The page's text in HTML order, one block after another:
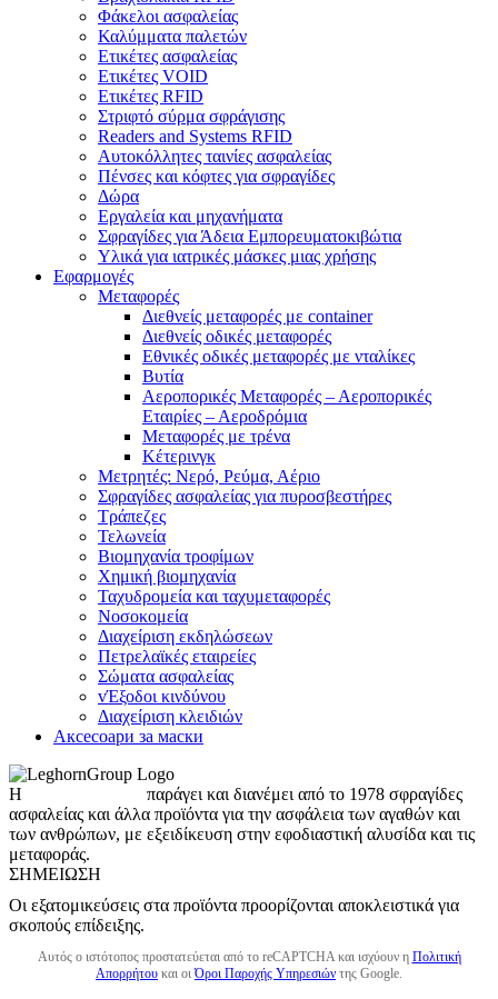
Φάκελοι ασφαλείας
Καλύμματα παλετών
Ετικέτες ασφαλείας
Ετικέτες VOID
Ετικέτες RFID
Στριφτό σύρμα σφράγισης
Readers and Systems RFID
Αυτοκόλλητες ταινίες ασφαλείας
Πένσες και κόφτες για σφραγίδες
Δώρα
Εργαλεία και μηχανήματα
Σφραγίδες για Άδεια Εμπορευματοκιβώτια
Υλικά για ιατρικές μάσκες μιας χρήσης
Εφαρμογές
Μεταφορές
Διεθνείς μεταφορές με container
Διεθνείς οδικές μεταφορές
Εθνικές οδικές μεταφορές με νταλίκες
Βυτία
Αεροπορικές Μεταφορές – Αεροπορικές
Εταιρίες – Αεροδρόμια
Μεταφορές με τρένα
Κέτερινγκ
Μετρητές: Νερό, Ρεύμα, Αέριο
Σφραγίδες ασφαλείας για πυροσβεστήρες
Τράπεζες
Τελωνεία
Βιομηχανία τροφίμων
Χημική βιομηχανία
Ταχυδρομεία και ταχυμεταφορές
Νοσοκομεία
Διαχείριση εκδηλώσεων
Πετρελαϊκές εταιρείες
Σώματα ασφαλείας
vΈξοδοι κινδύνου
Διαχείριση κλειδιών
Аксесоари за маски
Η
παράγει και διανέμει από το 1978 σφραγίδες
ασφαλείας και άλλα προϊόντα για την ασφάλεια των αγαθών και
των ανθρώπων, με εξειδίκευση στην εφοδιαστική αλυσίδα και τις
μεταφοράς.
ΣΗΜΕΊΩΣΗ
Οι εξατομικεύσεις στα προϊόντα προορίζονται αποκλειστικά για
σκοπούς επίδειξης.
Αυτός ο ιστότοπος προστατεύεται από το reCAPTCHA και ισχύουν η Πολιτική
Απορρήτου και οιΌροι Παροχής Υπηρεσιών της Google.